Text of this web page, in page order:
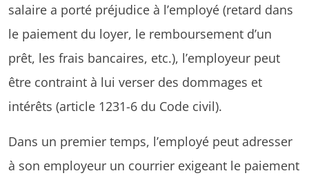
salaire a porté préjudice à l’employé (retard dans
le paiement du loyer, le remboursement d’un
prêt, les frais bancaires, etc.), l’employeur peut
être contraint à lui verser des dommages et
intérêts (article 1231-6 du Code civil).
Dans un premier temps, l’employé peut adresser
à son employeur un courrier exigeant le paiement